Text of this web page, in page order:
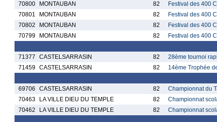
70800 MONTAUBAN 82
Festival des 400
70801
MONTAUBAN 82
Festival des 400
70802
MONTAUBAN 82
Festival des 400
70799
MONTAUBAN 82 Festival des 400
71377 CASTELSARRASIN 82
28ème tournoi
71459 CASTELSARRASIN 82 14ème Trophée
69706 CASTELSARRASIN 82
Championnat du
70463
LA VILLE DIEU DU TEMPLE 82
Championnat
70462
LA VILLE DIEU DU TEMPLE 82 Championnat